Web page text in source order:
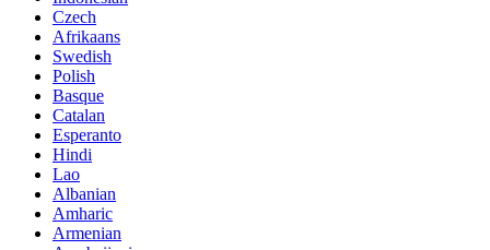
Czech
Afrikaans
Swedish
Polish
Basque
Catalan
Esperanto
Hindi
Lao
Albanian
Amharic
Armenian